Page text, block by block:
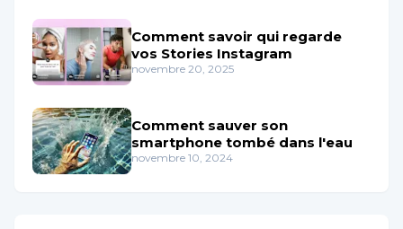
Comment savoir qui regarde
vos Stories Instagram
novembre 20, 2025
Comment sauver son
smartphone tombé dans l'eau
novembre 10, 2024